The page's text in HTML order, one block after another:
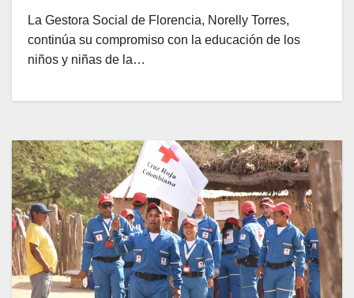
La Gestora Social de Florencia, Norelly Torres,
continúa su compromiso con la educación de los
niños y niñas de la…